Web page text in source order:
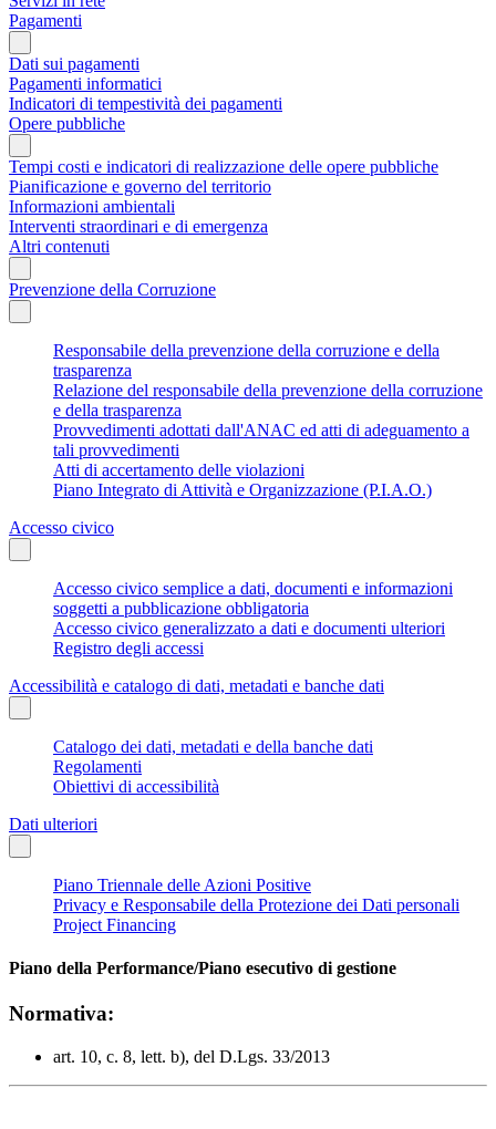
Pagamenti
Dati sui pagamenti
Pagamenti informatici
Indicatori di tempestività dei pagamenti
Opere pubbliche
Tempi costi e indicatori di realizzazione delle opere pubbliche
Pianificazione e governo del territorio
Informazioni ambientali
Interventi straordinari e di emergenza
Altri contenuti
Prevenzione della Corruzione
Responsabile della prevenzione della corruzione e della
trasparenza
Relazione del responsabile della prevenzione della corruzione
e della trasparenza
Provvedimenti adottati dall'ANAC ed atti di adeguamento a
tali provvedimenti
Atti di accertamento delle violazioni
Piano Integrato di Attività e Organizzazione (P.I.A.O.)
Accesso civico
Accesso civico semplice a dati, documenti e informazioni
soggetti a pubblicazione obbligatoria
Accesso civico generalizzato a dati e documenti ulteriori
Registro degli accessi
Accessibilità e catalogo di dati, metadati e banche dati
Catalogo dei dati, metadati e della banche dati
Regolamenti
Obiettivi di accessibilità
Dati ulteriori
Piano Triennale delle Azioni Positive
Privacy e Responsabile della Protezione dei Dati personali
Project Financing
Piano della Performance/Piano esecutivo di gestione
Normativa:
art. 10, c. 8, lett. b), del D.Lgs. 33/2013